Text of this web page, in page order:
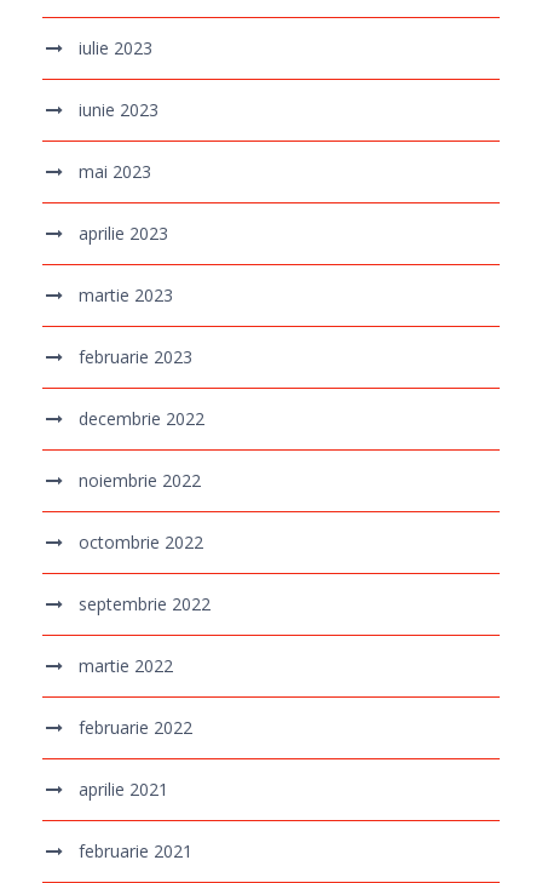
iulie 2023
iunie 2023
mai 2023
aprilie 2023
martie 2023
februarie 2023
decembrie 2022
noiembrie 2022
octombrie 2022
septembrie 2022
martie 2022
februarie 2022
aprilie 2021
februarie 2021